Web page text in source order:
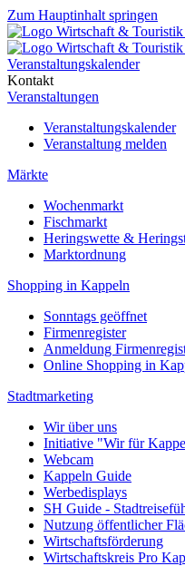
Zum Hauptinhalt springen
Veranstaltungskalender
Kontakt
Veranstaltungen
Veranstaltungskalender
Veranstaltung melden
Märkte
Wochenmarkt
Fischmarkt
Heringswette &
Marktordnung
Shopping in Kappeln
Sonntags geöffnet
Firmenregister
Anmeldung
Online Shopping in
Stadtmarketing
Wir über uns
Initiative "Wir für
Webcam
Kappeln Guide
Werbedisplays
SH Guide -
Nutzung öffentlicher
Wirtschaftsförderung
Wirtschaftskreis Pro